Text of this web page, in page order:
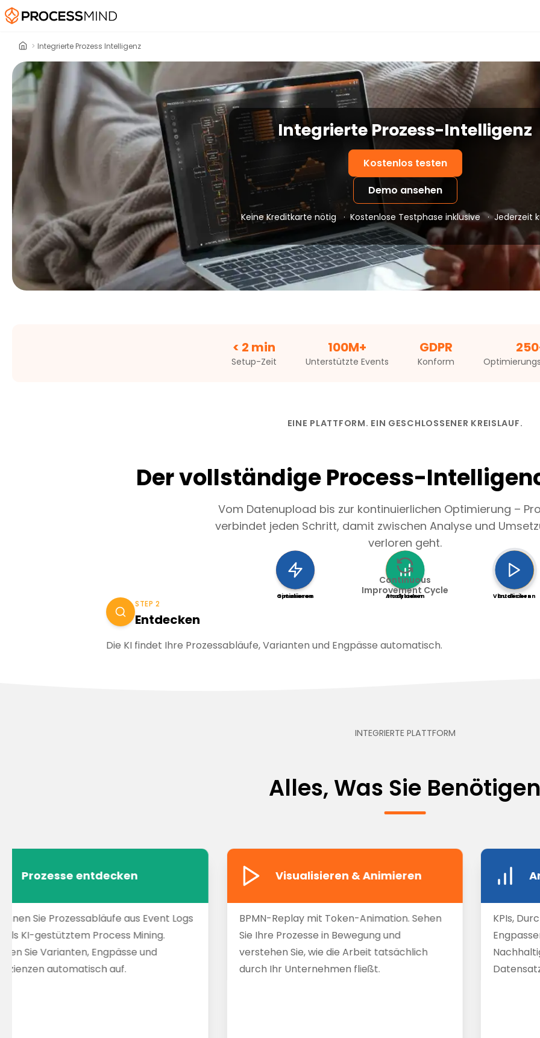
> Integrierte Prozess Intelligenz
Integrierte Prozess-Intelligenz
Kostenlos testen
Demo ansehen
Keine Kreditkarte nötig · Kostenlose Testphase inklusive · Jederzeit
< 2 min
Setup-Zeit
100M+
Unterstützte Events
GDPR
Konform
EINE PLATTFORM. EIN GESCHLOSSENER KREISLAUF.
Der vollständige Process-
Vom Datenupload bis zur kontinuierlichen Optimierung –
verbindet jeden Schritt, damit zwischen Analyse und
verloren geht.
Hochladen Entdecken
Visualisieren
Analysieren
Simulieren
Optimieren
Continuous
Improvement Cycle
STEP 2
Entdecken
Die KI findet Ihre Prozessabläufe, Varianten und Engpässe automatisch.
INTEGRIERTE PLATTFORM
Alles, Was Sie
Prozesse entdecken
Sie Prozessabläufe aus Event Logs
KI-gestütztem Process Mining.
Sie Varianten, Engpässe und
automatisch auf.
Visualisieren & Animieren
BPMN-Replay mit Token-Animation. Sehen
Sie Ihre Prozesse in Bewegung und
verstehen Sie, wie die Arbeit tatsächlich
durch Ihr Unternehmen fließt.
KPIs,